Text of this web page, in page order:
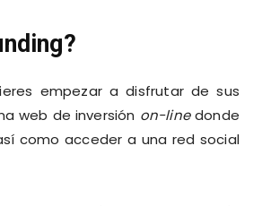
empezar a disfrutar de sus
web de inversión on-linedonde
como acceder a una red social